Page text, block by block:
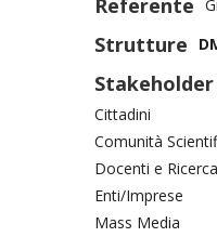
Strutture
Stakeholder
Cittadini
Comunità
Docenti e
Enti/Imprese
Mass Media